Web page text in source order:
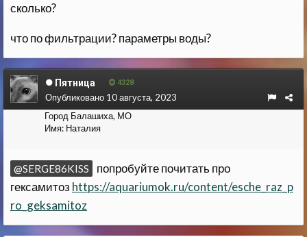
сколько?
что по фильтрации? параметры воды?
Пятница 4328
Город Балашиха, МО
Имя: Наталия
Опубликовано 10 августа, 2023
@SERGE86KISS
попробуйте почитать про
гексамитозhttps://aquariumok.ru/content/esche_raz_p
ro_geksamitoz